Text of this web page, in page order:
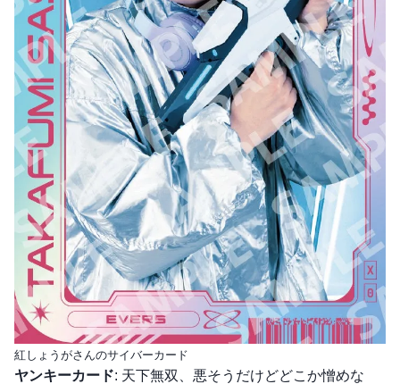
紅しょうがさんのサイバーカード
ヤンキーカード: 天下無双、悪そうだけどどこか憎めな